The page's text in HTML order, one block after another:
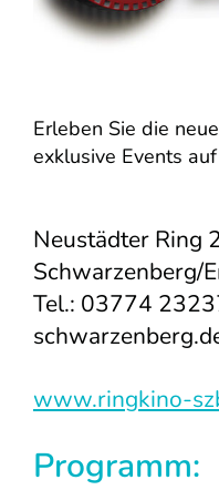
Erleben Sie die
exklusive Events
Neustädter Ring
Schwarzenberg/
Tel.: 03774
www.ringkino-
Programm: